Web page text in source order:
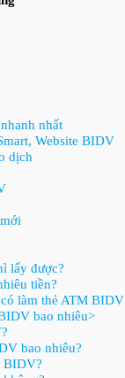
nhất
Website BIDV
dịch
lấy được?
tiền?
làm thẻ ATM
bao nhiêu>
bao nhiêu?
BIDV?